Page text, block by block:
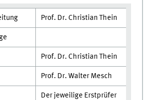
Prof. Dr. Christian Thein
Prof. Dr. Christian Thein
Prof. Dr. Walter Mesch
Der jeweilige Erstprüfer